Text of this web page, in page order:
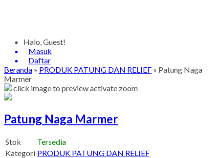
Halo, Guest!
Masuk
Daftar
Beranda » PRODUK PATUNG DAN RELIEF » Patung Naga
Marmer
click image to previewactivate zoom
Patung Naga Marmer
Stok
Tersedia
Kategori PRODUK PATUNG DAN RELIEF